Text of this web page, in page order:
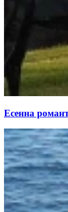
Есенна